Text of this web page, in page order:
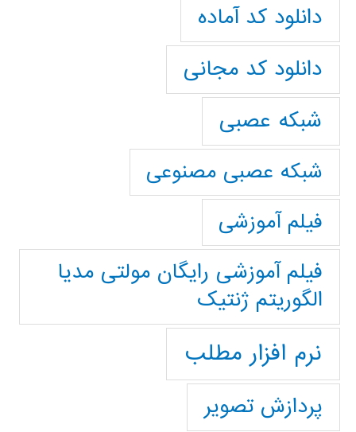
دانلود کد آماده
دانلود کد مجانی
شبکه عصبی
شبکه عصبی مصنوعی
فیلم آموزشی
فیلم آموزشی رایگان مولتی مدیا
الگوریتم ژنتیک
نرم افزار مطلب
پردازش تصویر